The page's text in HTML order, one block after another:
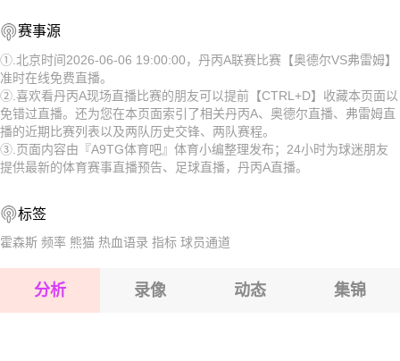
2026-08-15 【丹丙A】 奥德尔VS弗雷姆
2026-08-15 【丹丙A】 奥德尔VS弗雷姆
2026-08-15 【丹丙A】 奥德尔VS弗雷姆
2026-08-15 【丹丙A】 奥德尔VS弗雷姆
2026-08-15 【丹丙A】 奥德尔VS弗雷姆
2026-08-15 【丹丙A】 奥德尔VS弗雷姆
2026-08-15 【丹丙A】 奥德尔VS弗雷姆
赛事源
①.北京时间2026-06-06 19:00:00，丹丙A联赛比赛【奥德尔VS弗雷姆】
准时在线免费直播。
②.喜欢看丹丙A现场直播比赛的朋友可以提前【CTRL+D】收藏本页面以
免错过直播。还为您在本页面索引了相关丹丙A、奥德尔直播、弗雷姆直
播的近期比赛列表以及两队历史交锋、两队赛程。
③.页面内容由『A9TG体育吧』体育小编整理发布；24小时为球迷朋友
提供最新的体育赛事直播预告、足球直播，丹丙A直播。
标签
霍森斯 频率 熊猫 热血语录 指标 球员通道
分析 录像 动态 集锦